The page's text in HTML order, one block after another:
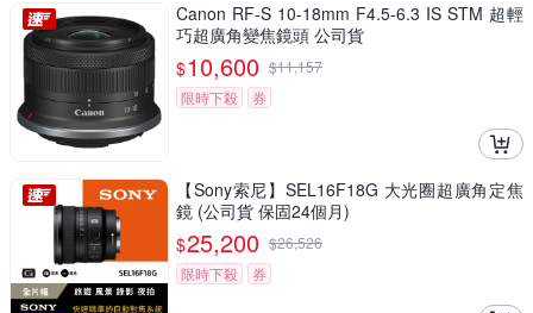
Canon RF-S 10-18mm F4.5-6.3 IS STM 超輕
巧超廣角變焦鏡頭 公司貨
$10,600 $11,157
限時下殺
券
【Sony索尼】SEL16F18G 大光圈超廣角定焦
鏡 (公司貨 保固24個月)
$25,200 $26,526
限時下殺
券